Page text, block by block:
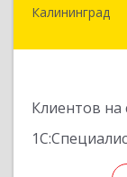
Калининград
Клиентов
236006,